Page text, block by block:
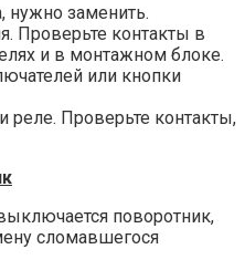
нужно заменить.
Проверьте контакты в
и в монтажном блоке.
или кнопки
реле. Проверьте контакты,
поворотник,
сломавшегося